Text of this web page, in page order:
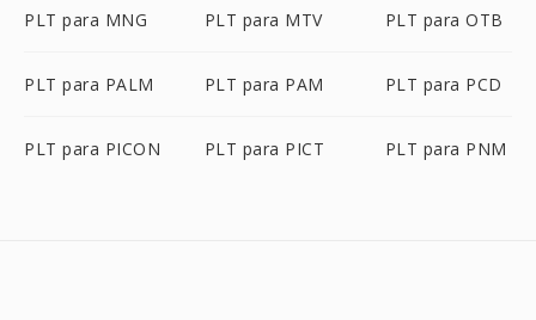
PLT para MNG PLT para MTV PLT para OTB
PLT para PALM PLT para PAM PLT para PCD
PLT para PICON PLT para PICT PLT para PNM